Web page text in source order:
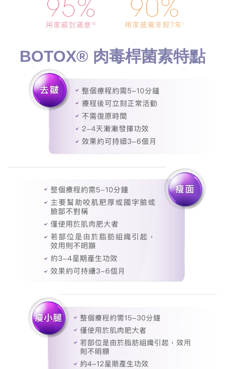
BOTOX® 肉毒桿菌素特點